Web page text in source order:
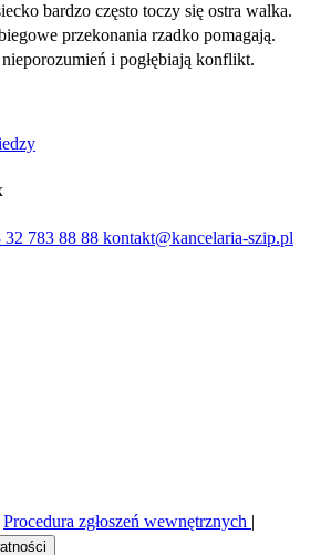
bardzo często toczy się ostra walka.
przekonania rzadko pomagają.
i pogłębiają konflikt.
32 783 88 88 kontakt@kancelaria-szip.pl
Procedura zgłoszeń wewnętrznych |